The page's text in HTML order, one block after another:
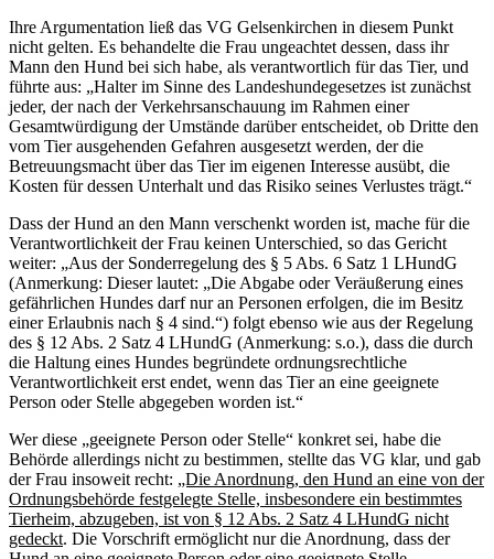
Ihre Argumentation ließ das VG Gelsenkirchen in diesem Punkt
nicht gelten. Es behandelte die Frau ungeachtet dessen, dass ihr
Mann den Hund bei sich habe, als verantwortlich für das Tier, und
führte aus: „Halter im Sinne des Landeshundegesetzes ist zunächst
jeder, der nach der Verkehrsanschauung im Rahmen einer
Gesamtwürdigung der Umstände darüber entscheidet, ob Dritte den
vom Tier ausgehenden Gefahren ausgesetzt werden, der die
Betreuungsmacht über das Tier im eigenen Interesse ausübt, die
Kosten für dessen Unterhalt und das Risiko seines Verlustes trägt.“
Dass der Hund an den Mann verschenkt worden ist, mache für die
Verantwortlichkeit der Frau keinen Unterschied, so das Gericht
weiter: „Aus der Sonderregelung des § 5 Abs. 6 Satz 1 LHundG
(Anmerkung: Dieser lautet: „Die Abgabe oder Veräußerung eines
gefährlichen Hundes darf nur an Personen erfolgen, die im Besitz
einer Erlaubnis nach § 4 sind.“) folgt ebenso wie aus der Regelung
des § 12 Abs. 2 Satz 4 LHundG (Anmerkung: s.o.), dass die durch
die Haltung eines Hundes begründete ordnungsrechtliche
Verantwortlichkeit erst endet, wenn das Tier an eine geeignete
Person oder Stelle abgegeben worden ist.“
Wer diese „geeignete Person oder Stelle“ konkret sei, habe die
Behörde allerdings nicht zu bestimmen, stellte das VG klar, und gab
der Frau insoweit recht: „Die Anordnung, den Hund an eine von der
Ordnungsbehörde festgelegte Stelle, insbesondere ein bestimmtes
Tierheim, abzugeben, ist von § 12 Abs. 2 Satz 4 LHundG nicht
gedeckt. Die Vorschrift ermöglicht nur die Anordnung, dass der